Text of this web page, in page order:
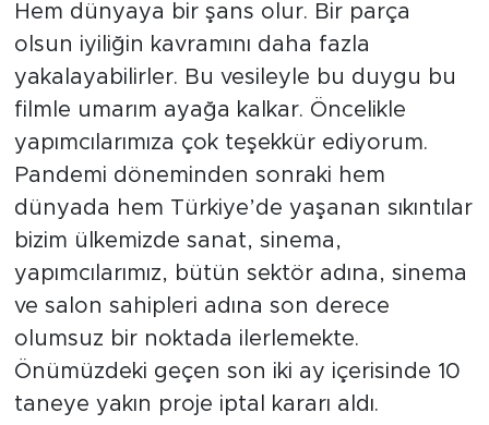
Hem dünyaya bir şans olur. Bir parça
olsun iyiliğin kavramını daha fazla
yakalayabilirler. Bu vesileyle bu duygu bu
filmle umarım ayağa kalkar. Öncelikle
yapımcılarımıza çok teşekkür ediyorum.
Pandemi döneminden sonraki hem
dünyada hem Türkiye’de yaşanan sıkıntılar
bizim ülkemizde sanat, sinema,
yapımcılarımız, bütün sektör adına, sinema
ve salon sahipleri adına son derece
olumsuz bir noktada ilerlemekte.
Önümüzdeki geçen son iki ay içerisinde 10
taneye yakın proje iptal kararı aldı.